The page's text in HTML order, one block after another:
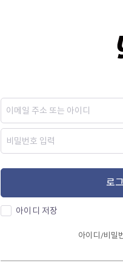
로
아이디 저장
아이디/비밀